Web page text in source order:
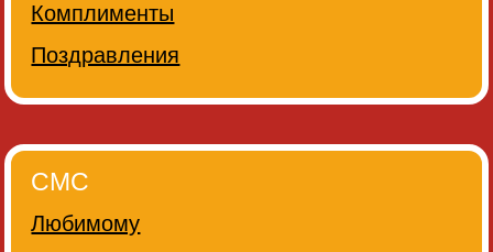
Комплименты
Поздравления
СМС
Любимому